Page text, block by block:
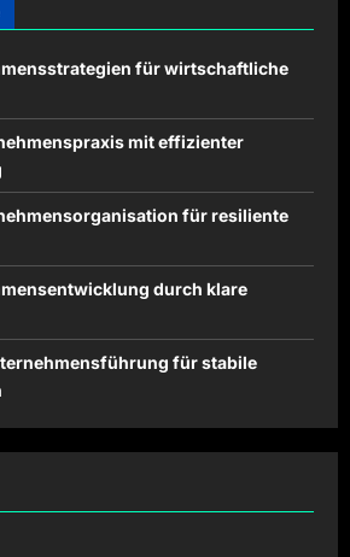
für wirtschaftliche
mit effizienter
für resiliente
durch klare
für stabile